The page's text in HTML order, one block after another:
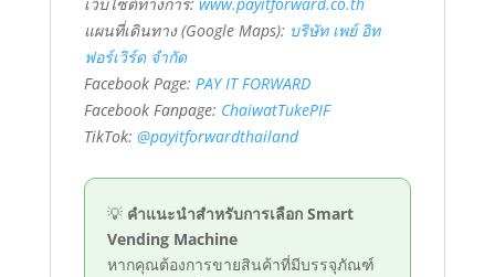
เว็บไซต์ทางการ: www.payitforward.co.th
แผนที่เดินทาง (Google Maps): บริษัท เพย์ อิท
ฟอร์เวิร์ด จำกัด
Facebook Page: PAY IT FORWARD
Facebook Fanpage: ChaiwatTukePIF
TikTok: @payitforwardthailand
💡 คำแนะนำสำหรับการเลือก Smart
Vending Machine
หากคุณต้องการขายสินค้าที่มีบรรจุภัณฑ์